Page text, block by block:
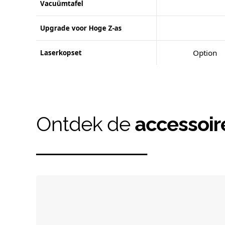
Vacuümtafel
Upgrade voor Hoge Z-as
Laserkopset Option
Ontdek de